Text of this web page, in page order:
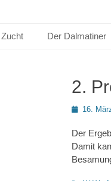
MenüDer Dalmatiner
2.
Posted
16.
Der
Damit